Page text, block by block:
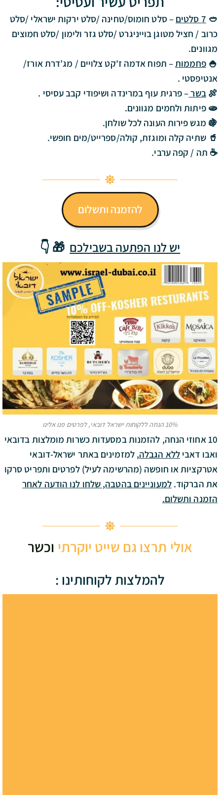
🥙 7 סלטים
– סלט חומוס/טחינה /סלט ירקות ישראלי /סלט
כרוב / חציל מטוגן בוייניגרט /סלט גזר ולימון /סלט חמוצים
מגוונים.
🍚פחממות– תפוח אדמה ז'קט צלויים / מג’דרת אורז/
אנטיפסטי .
🍖בשר– פרגית עוף במרינדה ושיפודי קבב עסיסי .
🫓 פיתות ולחמים מגוונים.
🍇 מגש פירות העונה לכל שולחן.
🥤 שתיה קלה ומוגזת, קולה/ספרייט/מים חופשי.
☕ תה / קפה ערבי.
להזמנה ותשלום
יש לנו הפתעה בשבילכם 🎁 👇
10% הנחה ללקוחות ישראל דובאי, לפרטים פנו אלינו
10 אחוזי הנחה, להזמנות במסעדות כשרות מומלצות בדובאי
ואבו דאבי ללא הגבלה, למזמינים באתר ישראל-דובאי
אטרקציות או חופשה (מהרשימה לעיל) לפרטים ותפריט סרקו
את הברקוד.למעוניינים בהטבה, שלחו לנו הודעה לאחר
הזמנה ותשלום.
אולי תרצו גם שייט יוקרתי וכשר
להמלצות לקוחותינו :